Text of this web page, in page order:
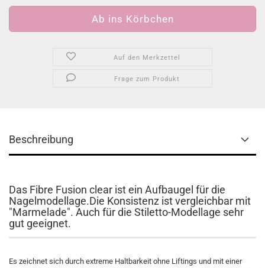
Auf den Merkzettel
Frage zum Produkt
Beschreibung
Das Fibre Fusion clear ist ein Aufbaugel für die
Nagelmodellage.Die Konsistenz ist vergleichbar mit
"Marmelade". Auch für die Stiletto-Modellage sehr
gut geeignet.
​Es zeichnet sich durch extreme Haltbarkeit ohne Liftings und mit einer